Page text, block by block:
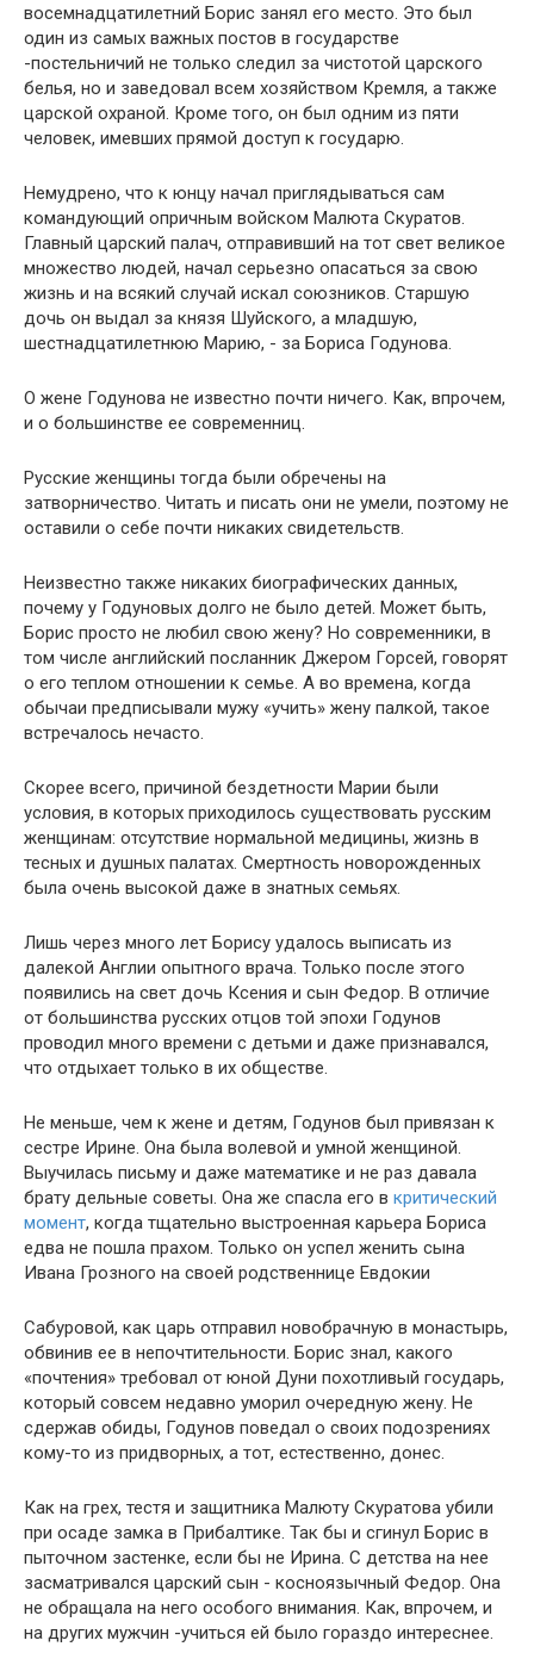
восемнадцатилетний Борис занял его место. Это был
один из самых важных постов в государстве
-постельничий не только следил за чистотой царского
белья, но и заведовал всем хозяйством Кремля, а также
царской охраной. Кроме того, он был одним из пяти
человек, имевших прямой доступ к государю.
Немудрено, что к юнцу начал приглядываться сам
командующий опричным войском Малюта Скуратов.
Главный царский палач, отправивший на тот свет великое
множество людей, начал серьезно опасаться за свою
жизнь и на всякий случай искал союзников. Старшую
дочь он выдал за князя Шуйского, а младшую,
шестнадцатилетнюю Марию, - за Бориса Годунова.
О жене Годунова не известно почти ничего. Как, впрочем,
и о большинстве ее современниц.
Русские женщины тогда были обречены на
затворничество. Читать и писать они не умели, поэтому не
оставили о себе почти никаких свидетельств.
Неизвестно также никаких биографических данных,
почему у Годуновых долго не было детей. Может быть,
Борис просто не любил свою жену? Но современники, в
том числе английский посланник Джером Горсей, говорят
о его теплом отношении к семье. А во времена, когда
обычаи предписывали мужу «учить» жену палкой, такое
встречалось нечасто.
Скорее всего, причиной бездетности Марии были
условия, в которых приходилось существовать русским
женщинам: отсутствие нормальной медицины, жизнь в
тесных и душных палатах. Смертность новорожденных
была очень высокой даже в знатных семьях.
Лишь через много лет Борису удалось выписать из
далекой Англии опытного врача. Только после этого
появились на свет дочь Ксения и сын Федор. В отличие
от большинства русских отцов той эпохи Годунов
проводил много времени с детьми и даже признавался,
что отдыхает только в их обществе.
Не меньше, чем к жене и детям, Годунов был привязан к
сестре Ирине. Она была волевой и умной женщиной.
Выучилась письму и даже математике и не раз давала
брату дельные советы. Она же спасла его в критический
момент, когда тщательно выстроенная карьера Бориса
едва не пошла прахом. Только он успел женить сына
Ивана Грозного на своей родственнице Евдокии
Сабуровой, как царь отправил новобрачную в монастырь,
обвинив ее в непочтительности. Борис знал, какого
«почтения» требовал от юной Дуни похотливый государь,
который совсем недавно уморил очередную жену. Не
сдержав обиды, Годунов поведал о своих подозрениях
кому-то из придворных, а тот, естественно, донес.
Как на грех, тестя и защитника Малюту Скуратова убили
при осаде замка в Прибалтике. Так бы и сгинул Борис в
пыточном застенке, если бы не Ирина. С детства на нее
засматривался царский сын - косноязычный Федор. Она
не обращала на него особого внимания. Как, впрочем, и
на других мужчин -учиться ей было гораздо интереснее.